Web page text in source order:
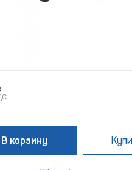
В корзину